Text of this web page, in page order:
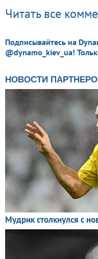
Читать все
Подписывайтесь на
@dynamo_kiev_ua!